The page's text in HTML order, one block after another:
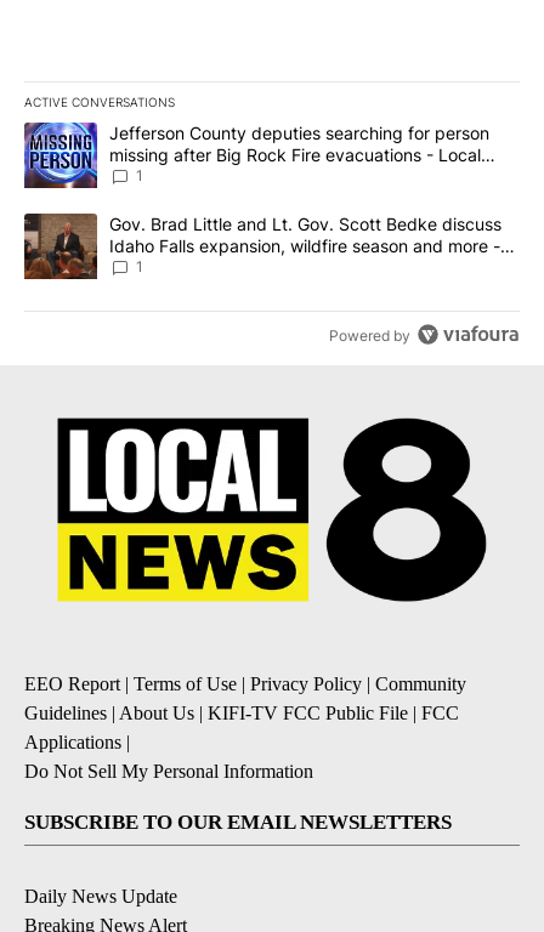
ACTIVE CONVERSATIONS
The following is a list of the most commented articles in the last
A trending article titled "Jefferson County deputies searching
Jefferson County deputies searching for person
missing after Big Rock Fire evacuations - Local
News 8
1
A trending article titled "Gov. Brad Little and Lt. Gov. Scott
Gov. Brad Little and Lt. Gov. Scott Bedke discuss
Idaho Falls expansion, wildfire season and more -
Local News 8
1
Powered by
EEO Report | Terms of Use | Privacy Policy | Community
Guidelines | About Us | KIFI-TV FCC Public File | FCC
Applications |
Do Not Sell My Personal Information
SUBSCRIBE TO OUR EMAIL NEWSLETTERS
Daily News Update
Breaking News Alert